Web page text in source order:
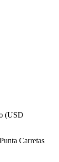
(USD
Carretas